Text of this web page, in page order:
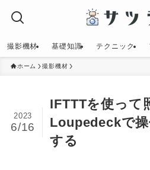
撮影機材 基礎知識 テクニック
ホーム 撮影機材
IFTTTを使って
Loupedeckで
する
2023
6/16